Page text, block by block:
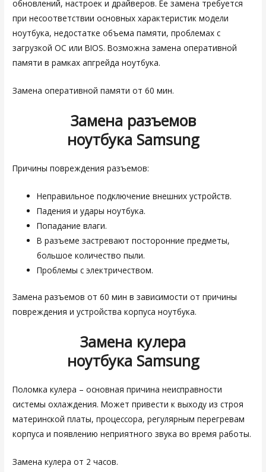
обновлений, настроек и драйверов. Ее замена требуется
при несоответствии основных характеристик модели
ноутбука, недостатке объема памяти, проблемах с
загрузкой ОС или BIOS. Возможна замена оперативной
памяти в рамках апгрейда ноутбука.
Замена оперативной памяти от 60 мин.
Замена разъемов
ноутбука Samsung
Причины повреждения разъемов:
Неправильное подключение внешних устройств.
Падения и удары ноутбука.
Попадание влаги.
В разъеме застревают посторонние предметы,
большое количество пыли.
Проблемы с электричеством.
Замена разъемов от 60 мин в зависимости от причины
повреждения и устройства корпуса ноутбука.
Замена кулера
ноутбука Samsung
Поломка кулера – основная причина неисправности
системы охлаждения. Может привести к выходу из строя
материнской платы, процессора, регулярным перегревам
корпуса и появлению неприятного звука во время работы.
Замена кулера от 2 часов.